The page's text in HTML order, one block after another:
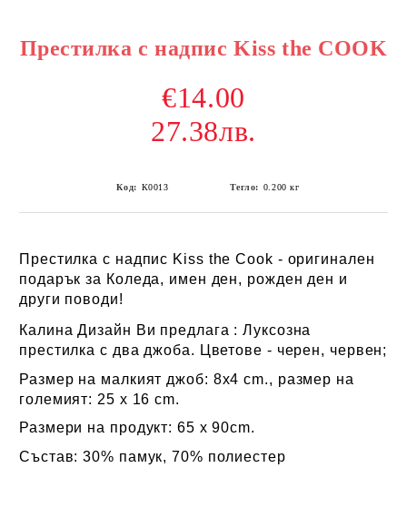
Престилка с надпис Kiss the COOK
€14.00
27.38лв.
Код: К0013 Тегло: 0.200 кг
Престилка с надпис Kiss the Cook - оригинален
подарък за Коледа, имен ден, рожден ден и
други поводи!
Калина Дизайн Ви предлага : Луксозна
престилка с два джоба. Цветове - черен, червен;
Размер на малкият джоб: 8x4 cm., размер на
големият: 25 x 16 cm.
Размери на продукт: 65 x 90cm.
Състав: 30% памук, 70% полиестер